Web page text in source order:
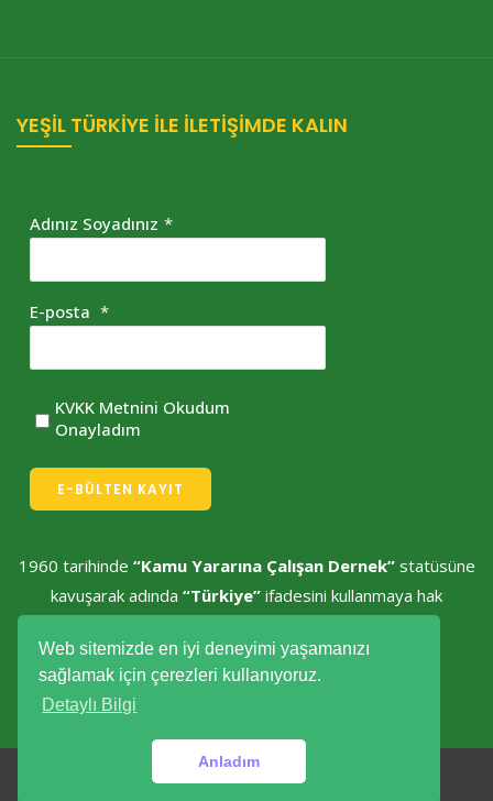
Web sitemizde en iyi deneyimi yaşamanızı
sağlamak için çerezleri kullanıyoruz.
Detaylı Bilgi
Anladım
YEŞİL TÜRKİYE İLE İLETİŞİMDE KALIN
Adınız Soyadınız *
E-posta *
KVKK Metnini Okudum
Onayladım
E-BÜLTEN KAYIT
1960 tarihinde “Kamu Yararına Çalışan Dernek”statüsüne
kavuşarak adında “Türkiye” ifadesini kullanmaya hak
Yeşil Türkiye © Tüm hakları saklıdır.